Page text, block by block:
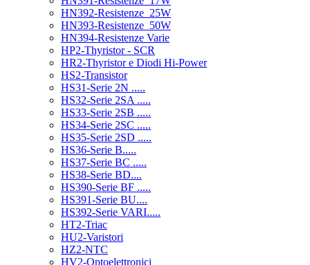
HN392-Resistenze_25W
HN393-Resistenze_50W
HN394-Resistenze Varie
HP2-Thyristor - SCR
HR2-Thyristor e Diodi Hi-Power
HS2-Transistor
HS31-Serie 2N .....
HS32-Serie 2SA .....
HS33-Serie 2SB .....
HS34-Serie 2SC .....
HS35-Serie 2SD .....
HS36-Serie B.....
HS37-Serie BC .....
HS38-Serie BD....
HS390-Serie BF .....
HS391-Serie BU....
HS392-Serie VARI.....
HT2-Triac
HU2-Varistori
HZ2-NTC
HV2-Optoelettronici